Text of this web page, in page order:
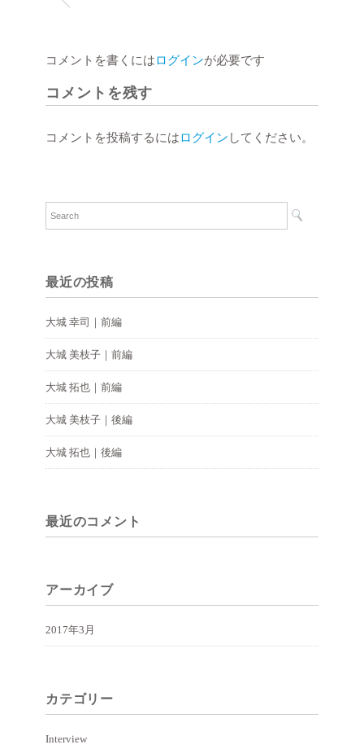
コメントを書くにはログインが必要です
コメントを残す
コメントを投稿するにはログイン してください。
最近の投稿
大城 幸司｜前編
大城 美枝子｜前編
大城 拓也｜前編
大城 美枝子｜後編
大城 拓也｜後編
最近のコメント
アーカイブ
2017年3月
カテゴリー
Interview